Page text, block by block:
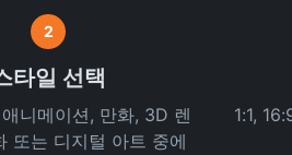
2
타일 선택
니메이션, 만화, 3D 렌
또는 디지털 아트 중에
1:1,